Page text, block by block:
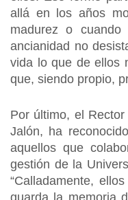
allá en los años
madurez o
ancianidad no
vida lo que de ellos
que, siendo propio,
Por último, el
Jalón, ha
aquellos que
gestión de la
“Calladamente,
guarda la memoria